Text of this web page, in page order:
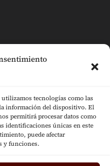
tecnologías como las
información del dispositivo. El
permitirá procesar datos como
identificaciones únicas en este
puede afectar
y funciones.